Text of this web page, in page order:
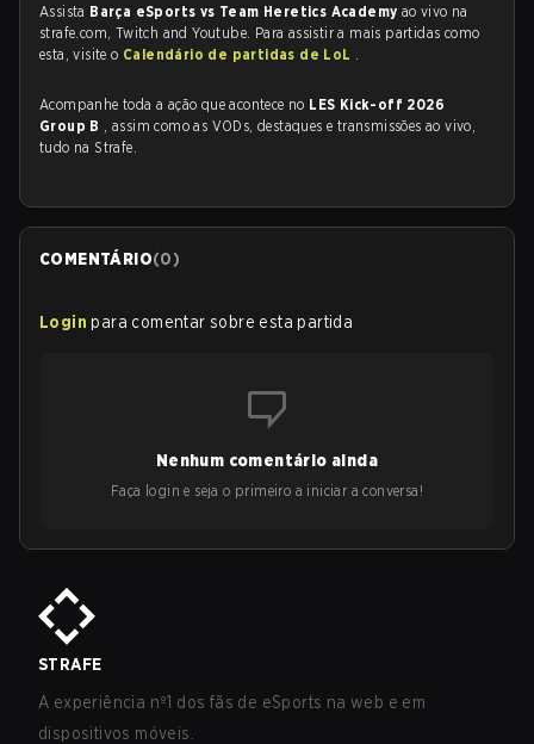
Assista Barça eSports vs Team Heretics Academy ao vivo na
strafe.com, Twitch and Youtube. Para assistir a mais partidas como
esta, visite o Calendário de partidas de LoL .
Acompanhe toda a ação que acontece no LES Kick-off 2026
Group B , assim como as VODs, destaques e transmissões ao vivo,
tudo na Strafe.
COMENTÁRIO(0)
Login para comentar sobre esta partida
Nenhum comentário ainda
Faça login e seja o primeiro a iniciar a conversa!
STRAFE
A experiência nº1 dos fãs de eSports na web e em
dispositivos móveis.